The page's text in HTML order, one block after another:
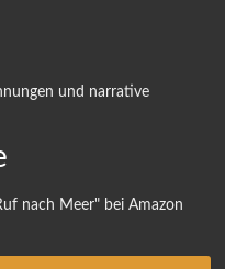
und narrative
nach Meer" bei Amazon